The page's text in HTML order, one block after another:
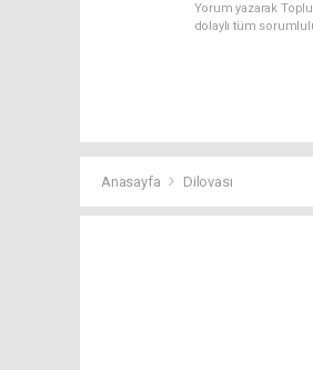
Yorum yazarak
dolaylı tüm
Anasayfa Dilovası